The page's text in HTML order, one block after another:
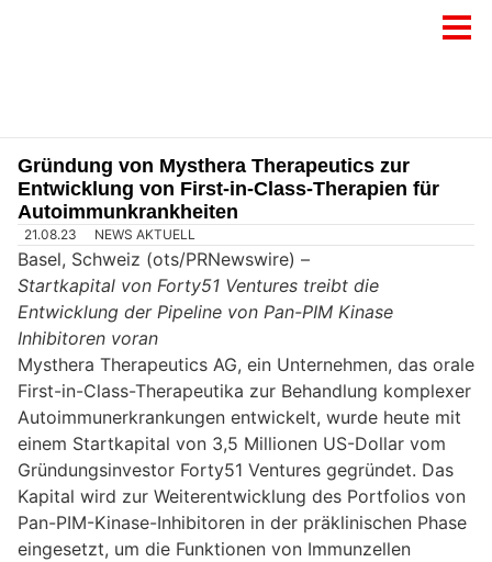
Gründung von Mysthera Therapeutics zur
Entwicklung von First-in-Class-Therapien für
Autoimmunkrankheiten
21.08.23 NEWS AKTUELL
Basel, Schweiz (ots/PRNewswire) –
Startkapital von Forty51 Ventures treibt die
Entwicklung der Pipeline von Pan-PIM Kinase
Inhibitoren voran
Mysthera Therapeutics AG, ein Unternehmen, das orale
First-in-Class-Therapeutika zur Behandlung komplexer
Autoimmunerkrankungen entwickelt, wurde heute mit
einem Startkapital von 3,5 Millionen US-Dollar vom
Gründungsinvestor Forty51 Ventures gegründet. Das
Kapital wird zur Weiterentwicklung des Portfolios von
Pan-PIM-Kinase-Inhibitoren in der präklinischen Phase
eingesetzt, um die Funktionen von Immunzellen